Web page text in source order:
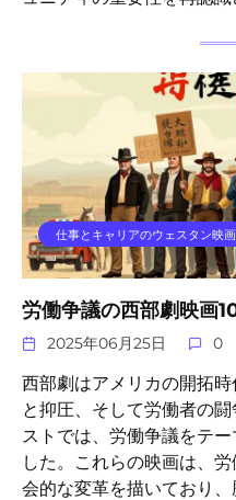
仕事とキャリアのウェスタン映画
労働争議の西部劇映画
2025年06月25日 0
西部劇はアメリカの開拓
と抑圧、そして労働者の
ストでは、労働争議をテ
した。これらの映画は、
会的な変革を描いており